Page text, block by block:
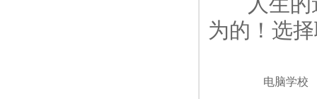
为的！选
电脑学校